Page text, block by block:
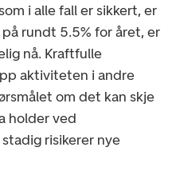
i alle fall er sikkert, er
rundt 5.5% for året, er
nå. Kraftfulle
aktiviteten i andre
om det kan skje
holder ved
risikerer nye